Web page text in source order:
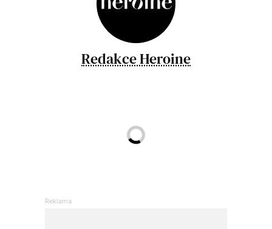
Redakce Heroine